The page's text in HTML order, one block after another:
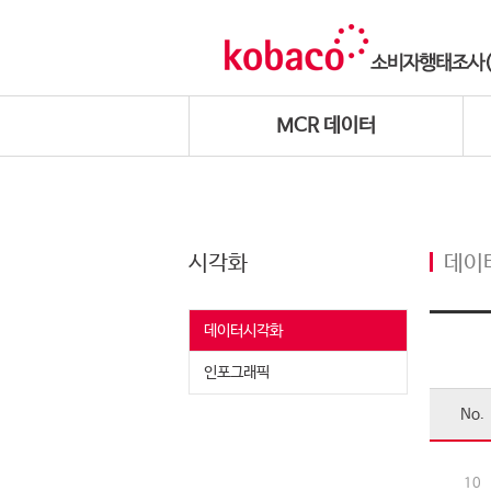
MCR 데이터
시각화
데이터시각화
인포그래픽
데이
No.
10